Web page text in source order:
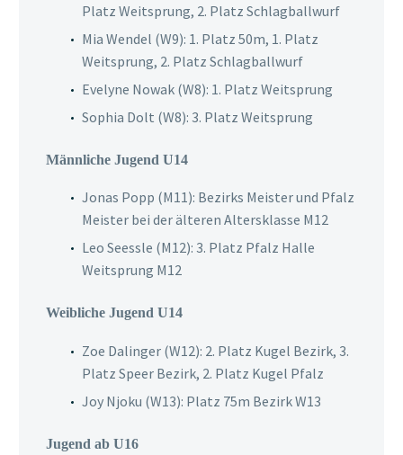
Platz Weitsprung, 2. Platz Schlagballwurf
Mia Wendel (W9): 1. Platz 50m, 1. Platz
Weitsprung, 2. Platz Schlagballwurf
Evelyne Nowak (W8): 1. Platz Weitsprung
Sophia Dolt (W8): 3. Platz Weitsprung
Männliche Jugend U14
Jonas Popp (M11): Bezirks Meister und Pfalz
Meister bei der älteren Altersklasse M12
Leo Seessle (M12): 3. Platz Pfalz Halle
Weitsprung M12
Weibliche Jugend U14
Zoe Dalinger (W12): 2. Platz Kugel Bezirk, 3.
Platz Speer Bezirk, 2. Platz Kugel Pfalz
Joy Njoku (W13): Platz 75m Bezirk W13
Jugend ab U16